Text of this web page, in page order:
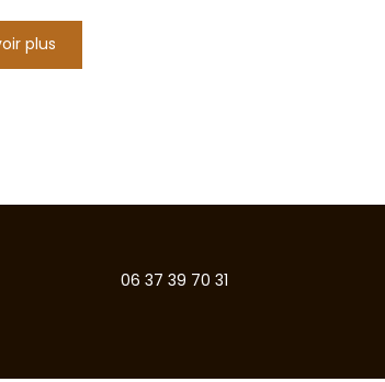
plus
06 37 39 70 31